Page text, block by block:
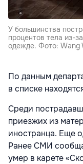
У большинства
процентов тела из-
одежде. Фото: Wang
По данным
в списке
Среди
приезжих из
иностранца. Еще
Ранее СМИ
умер в карете